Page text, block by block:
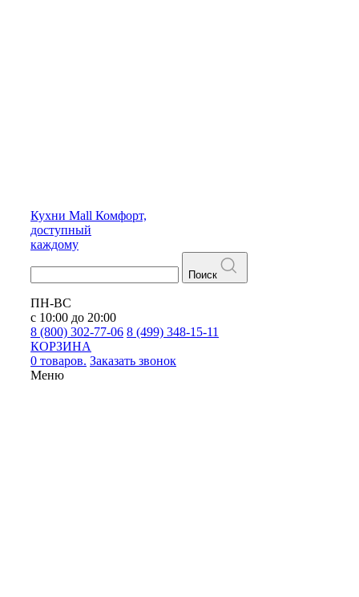
Кухни Mall Комфорт,
доступный
каждому
Поиск
ПН-ВС
с 10:00 до 20:00
8 (800) 302-77-06 8 (499) 348-15-11
КОРЗИНА
0 товаров. Заказать звонок
Меню